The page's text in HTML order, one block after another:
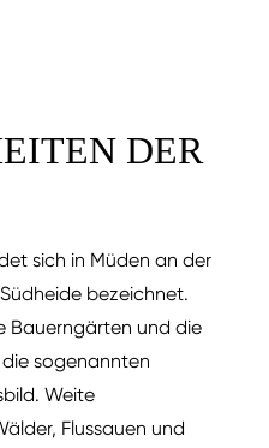
DER
sich in Müden an der
bezeichnet.
Bauerngärten und die
sogenannten
Weite
Flussauen und